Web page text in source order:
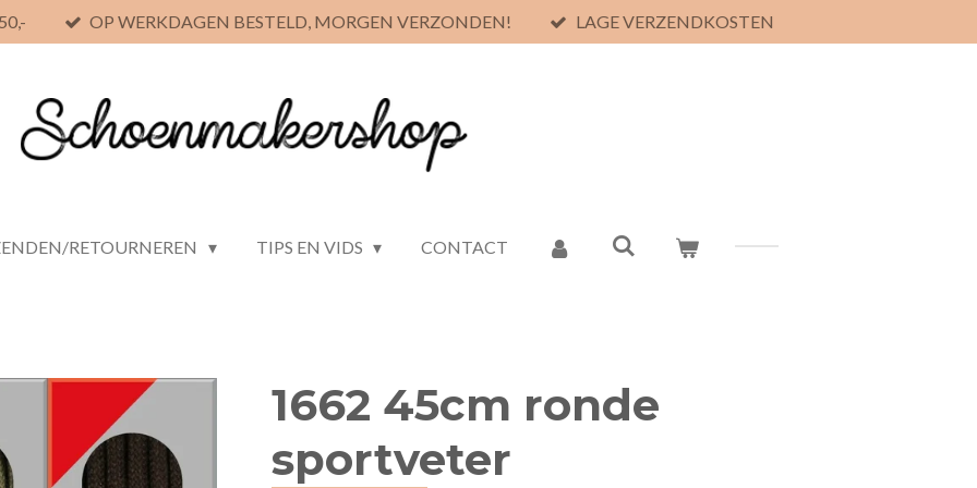
OP WERKDAGEN BESTELD, MORGEN VERZONDEN! LAGE VERZENDKOSTEN
RETOURNEREN TIPS EN VIDS CONTACT
1662 45cm ronde
sportveter